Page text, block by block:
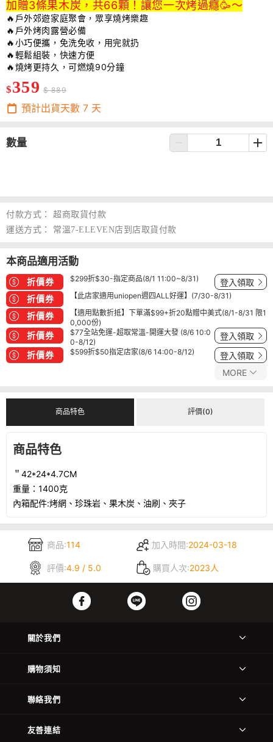
加贈3條果木炭，共66顆！讓您一次烤過癮🥳～
🔥
🔥
🔥
🔥燒烤更持久，可燃燒90分鐘
$359 $ 889
預計出貨天數 7 天
數量
付款方式：
超商取貨付款
運送方式：
常溫7-ELEVEN店到店取貨付款
本商品適用活動
折價券 $299折$30-指定商品(8/1 11:00~8/31) 登入領取
折價券 【此店家適用uniopen週四ALL好運】(7/30-8/31)
折價券
【適用點數折抵】下單滿$99+折20點贈中美式(8/1-8/31 限1
0,000份)
折價券
$77全站免運-超取常溫-開運大發 (8/6 10:0
0-8/12)
登入領取
折價券 $599折$50指定店家(8/6 14:00-8/12) 登入領取
MORE
商品特色 評價(0)
商品特色
＂42*24*4.7CM
重量：1400克
內箱配件:烤網、珍珠岩、果木炭、油刷、夾子
商品:114 加入時間:2024-03-18
評價:4.9 / 5.0 購買人次:2023人
關於我們
購物須知
聯絡我們
友善連結